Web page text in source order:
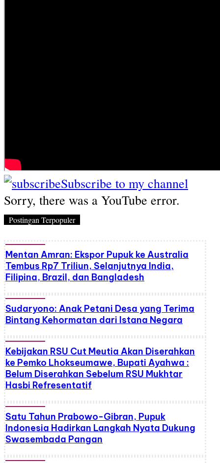
Subscribe to my channel
Sorry, there was a YouTube error.
Postingan Terpopuler
Mentan Amran: Ekspor Pupuk ke Australia
Tembus Rp7 Triliun, Selanjutnya India,
Filipina, Brazil, dan Bangladesh
Sudaryono: Anak Petani Desa yang Terima
Bintang Kehormatan dari Istana Negara
Kebijakan RSU Cut Meutia Akan Diserahkan
ke Pemko Lhokseumawe, Bupati Ayahwa :
Belum Diserahkan Sebelum RSU Mukhtar
Hasbi Refresentatif
Satu Tahun Prabowo-Gibran, Pupuk
Indonesia Hadirkan Langkah Nyata Dukung
Swasembada Pangan